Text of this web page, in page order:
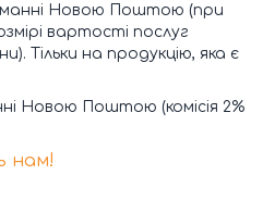
Новою Поштою (при
вартості послуг
Тільки на продукцію, яка є
Новою Поштою (комісія 2%
нам!